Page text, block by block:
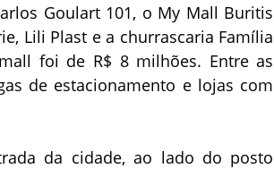
Goulart 101, o My Mall Buritis
Lili Plast e a churrascaria Família
foi de R$ 8 milhões. Entre as
de estacionamento e lojas com
da cidade, ao lado do posto